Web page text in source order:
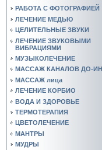
РАБОТА С ФОТОГРАФИЕЙ
ЛЕЧЕНИЕ МЕДЬЮ
ЦЕЛИТЕЛЬНЫЕ ЗВУКИ
ЛЕЧЕНИЕ ЗВУКОВЫМИ
ВИБРАЦИЯМИ
МУЗЫКОЛЕЧЕНИЕ
МАССАЖ КАНАЛОВ ДО-ИН
МАССАЖ лица
ЛЕЧЕНИЕ КОРБИО
ВОДА И ЗДОРОВЬЕ
ТЕРМОТЕРАПИЯ
ЦВЕТОЛЕЧЕНИЕ
МАНТРЫ
МУДРЫ